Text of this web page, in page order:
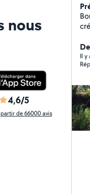
nous
4,6/5
de 66000 avis
Il y